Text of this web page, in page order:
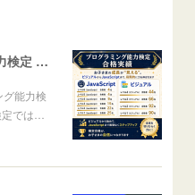
2026年3月 プログラミング能力検定 結果報告
能力検
定では…